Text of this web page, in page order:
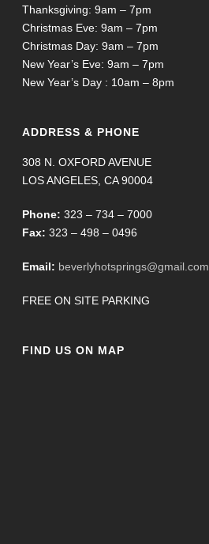
Thanksgiving: 9am – 7pm
Christmas Eve: 9am – 7pm
Christmas Day: 9am – 7pm
New Year’s Eve: 9am – 7pm
New Year’s Day : 10am – 8pm
ADDRESS & PHONE
308 N. OXFORD AVENUE
LOS ANGELES, CA 90004
Phone: 323 – 734 – 7000
Fax: 323 – 498 – 0496
Email: beverlyhotsprings@gmail.com
FREE ON SITE PARKING
FIND US ON MAP